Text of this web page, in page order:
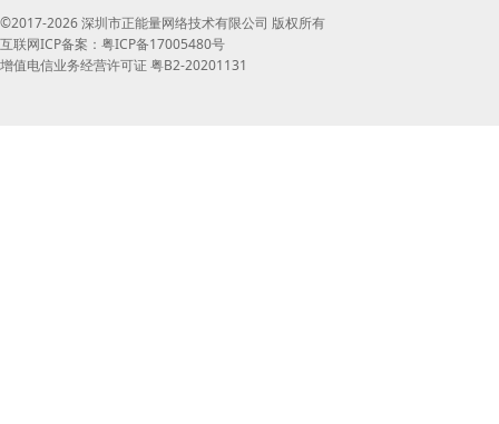
©2017-2026 深圳市正能量网络技术有限公司 版权所有
互联网ICP备案：粤ICP备17005480号
增值电信业务经营许可证 粤B2-20201131